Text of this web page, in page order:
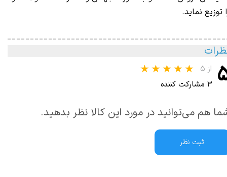
توزیع نماید.
از ۵
۳ مشارکت کننده
هم می‌توانید در مورد این کالا نظر بدهید.
ثبت نظر